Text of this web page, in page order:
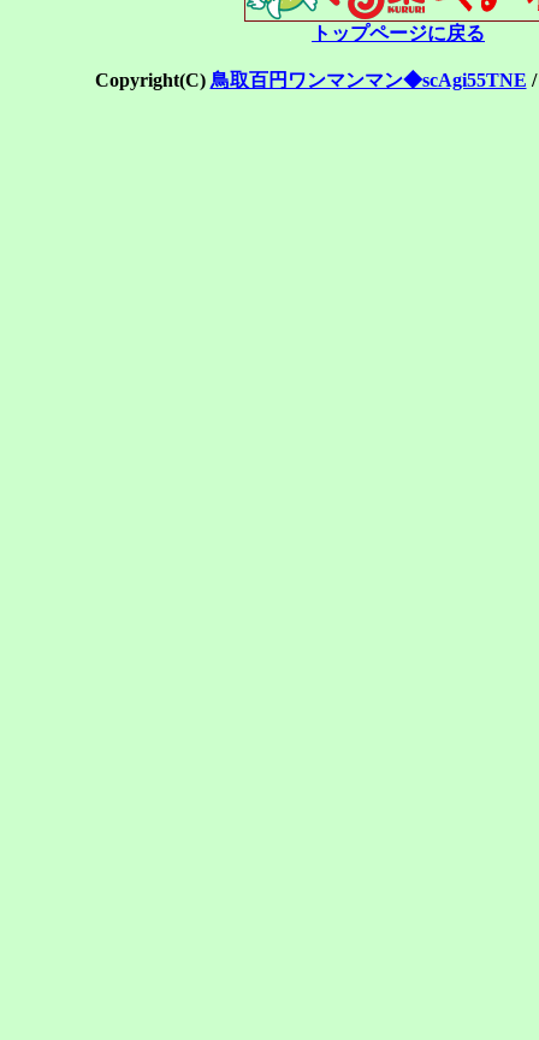
トップページに戻る
Copyright(C) 鳥取百円ワンマンマン◆scAgi55TNE